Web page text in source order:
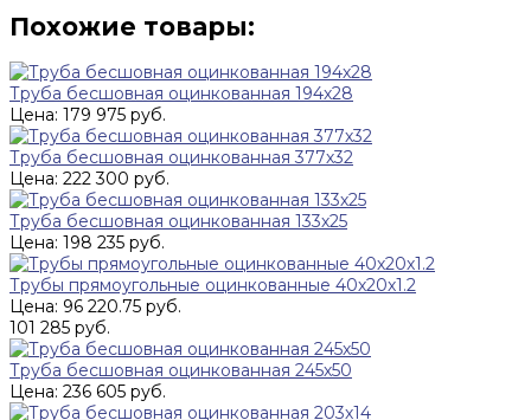
Похожие товары:
Труба бесшовная оцинкованная 194х28
Цена: 179 975 руб.
Труба бесшовная оцинкованная 377х32
Цена: 222 300 руб.
Труба бесшовная оцинкованная 133х25
Цена: 198 235 руб.
Трубы прямоугольные оцинкованные 40х20х1.2
Цена: 96 220.75 руб.
101 285 руб.
Труба бесшовная оцинкованная 245х50
Цена: 236 605 руб.